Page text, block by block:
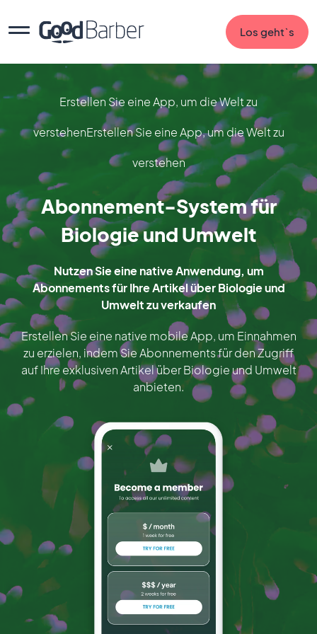
Los geht`s
Erstellen Sie eine App, um die Welt zu
verstehenErstellen Sie eine App, um die Welt zu
verstehen
Abonnement-System für
Biologie und Umwelt
Nutzen Sie eine native Anwendung, um
Abonnements für Ihre Artikel über Biologie und
Umwelt zu verkaufen
Erstellen Sie eine native mobile App, um Einnahmen
zu erzielen, indem Sie Abonnements für den Zugriff
auf Ihre exklusiven Artikel über Biologie und Umwelt
anbieten.